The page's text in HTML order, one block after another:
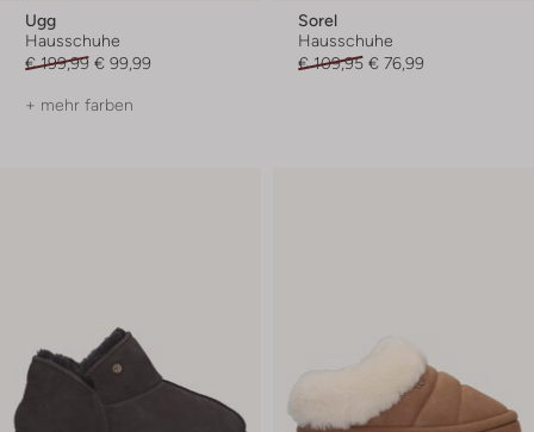
Ugg
Hausschuhe
€ 199,99 € 99,99
+ mehr farben
Sorel
Hausschuhe
€ 109,95 € 76,99